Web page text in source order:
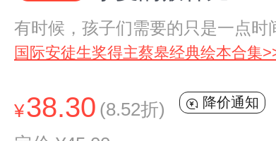
有时候，孩子们需要的只是一点时
国际安徒生奖得主蔡皋经典绘本合集
¥38.30 (8.52折) 降价通知